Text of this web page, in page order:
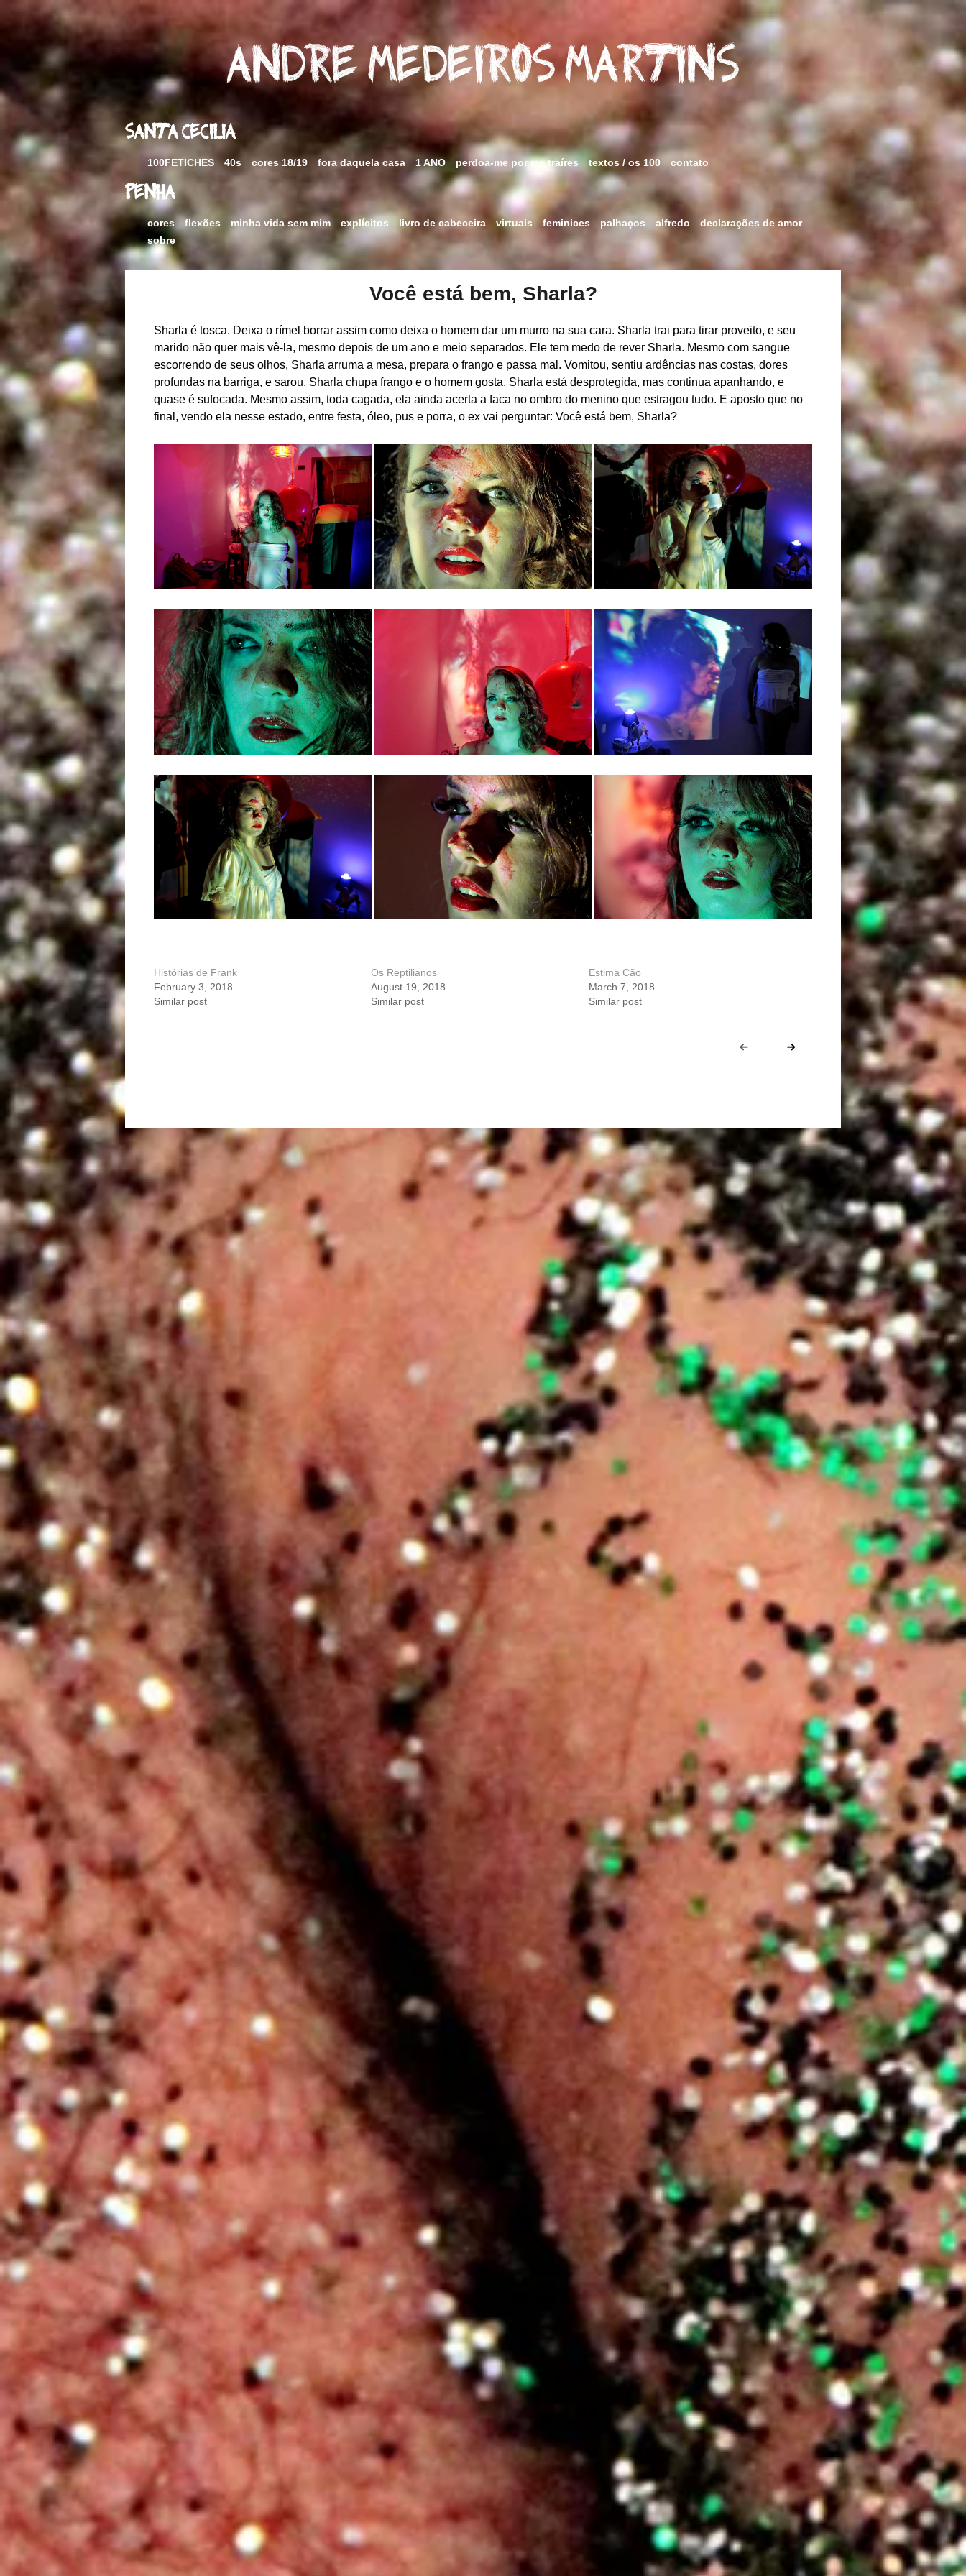
Skip
content
Andre Medeiros Martins
Santa Cecilia
100FETICHES 40s cores 18/19 fora daquela casa 1 ANO perdoa-me por me traíres textos / os 100 contato
Penha
cores flexões minha vida sem mim explícitos livro de cabeceira virtuais feminices palhaços alfredo
declarações de amor
sobre
Você está bem, Sharla?
Sharla é tosca. Deixa o rímel borrar assim como deixa o homem dar um murro na sua cara. Sharla trai para tirar proveito, e seu
marido não quer mais vê-la, mesmo depois de um ano e meio separados. Ele tem medo de rever Sharla. Mesmo com sangue
escorrendo de seus olhos, Sharla arruma a mesa, prepara o frango e passa mal. Vomitou, sentiu ardências nas costas, dores
profundas na barriga, e sarou. Sharla chupa frango e o homem gosta. Sharla está desprotegida, mas continua apanhando, e
quase é sufocada. Mesmo assim, toda cagada, ela ainda acerta a faca no ombro do menino que estragou tudo. E aposto que no
final, vendo ela nesse estado, entre festa, óleo, pus e porra, o ex vai perguntar: Você está bem, Sharla?
Histórias de Frank
February 3, 2018
Similar post
Os Reptilianos
August 19, 2018
Similar post
Estima Cão
March 7, 2018
Similar post